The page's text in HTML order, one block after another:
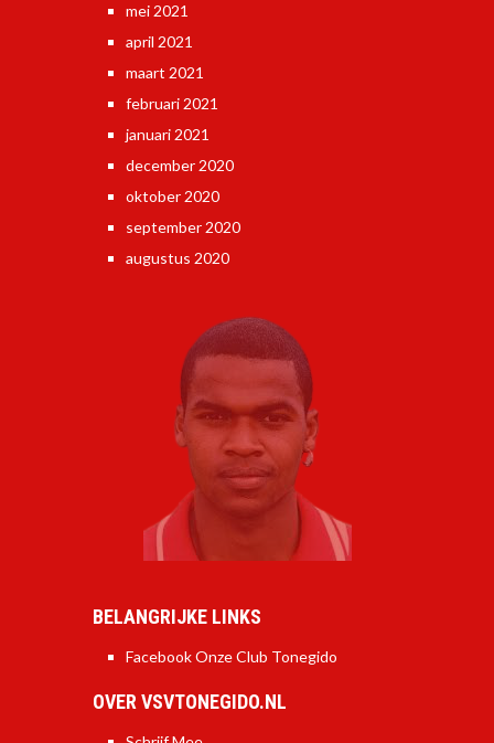
mei 2021
april 2021
maart 2021
februari 2021
januari 2021
december 2020
oktober 2020
september 2020
augustus 2020
BELANGRIJKE LINKS
Facebook Onze Club Tonegido
OVER VSVTONEGIDO.NL